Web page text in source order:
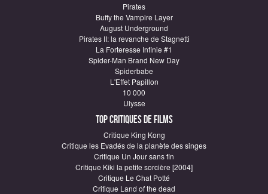
Pirates
Buffy the Vampire Layer
August Underground
Pirates II: la revanche de Stagnetti
La Forteresse Infinie #1
Spider-Man Brand New Day
Spiderbabe
L'Effet Papillon
10 000
Ulysse
Top critiques de Films
Critique King Kong
Critique les Evadés de la planète des singes
Critique Un Jour sans fin
Critique Kiki la petite sorcière [2004]
Critique Le Chat Potté
Critique Land of the dead